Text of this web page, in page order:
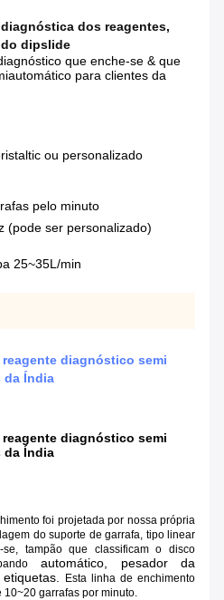
dos reagentes,
dipslide
que enche-se & que
para clientes da
ou personalizado
pelo minuto
(pode ser personalizado)
25~35L/min
diagnóstico semi
da Índia
diagnóstico semi
da Índia
foi projetada por nossa própria
do suporte de garrafa, tipo linear
se, tampão que classificam o disco
automático, pesador da
Esta linha de enchimento
garrafas por minuto.